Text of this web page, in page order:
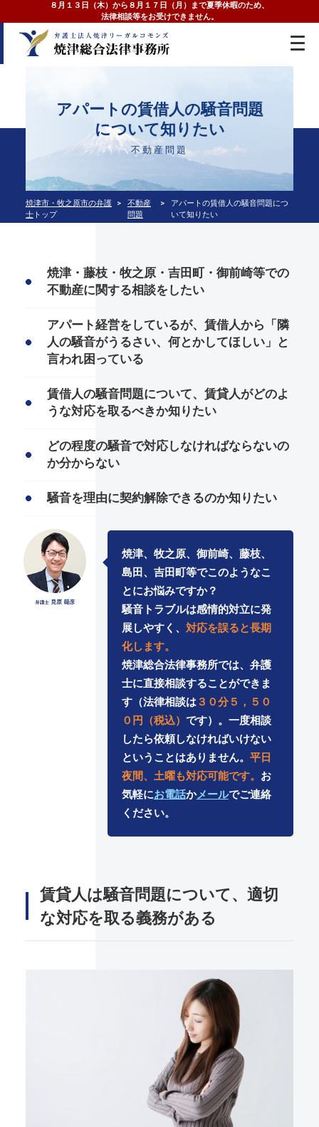
８月１３日（木）から８月１７日（月）まで夏季休暇のため、
法律相談等をお受けできません。
アパートの賃借人の騒音問題
について知りたい
不動産問題
焼津市・牧之原市の弁護
士トップ
不動産
問題
アパートの賃借人の騒音問題につ
いて知りたい
焼津・藤枝・牧之原・吉田町・御前崎等での
不動産に関する相談をしたい
アパート経営をしているが、賃借人から「隣
人の騒音がうるさい、何とかしてほしい」と
言われ困っている
賃借人の騒音問題について、賃貸人がどのよ
うな対応を取るべきか知りたい
どの程度の騒音で対応しなければならないの
か分からない
騒音を理由に契約解除できるのか知りたい
焼津、牧之原、御前崎、藤枝、
島田、吉田町等でこのようなこ
とにお悩みですか？
騒音トラブルは感情的対立に発
展しやすく、 対応を誤ると長期
化します。
焼津総合法律事務所では、弁護
士に直接相談することができま
す（法律相談は３０分５，５０
０円（税込） です）。一度相談
したら依頼しなければいけない
ということはありません。 平日
夜間、土曜も対応可能です。 お
気軽にお電話かメールでご連絡
ください。
賃貸人は騒音問題について、適切
な対応を取る義務がある